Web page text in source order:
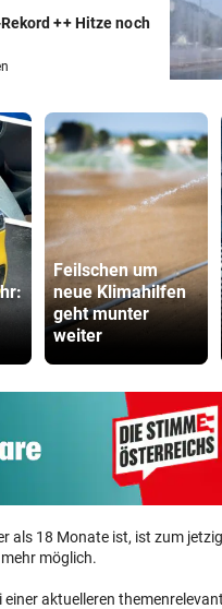
++ Hitze noch
Feilschen um
neue Klimahilfen
geht munter
weiter
als 18 Monate ist, ist zum
möglich.
einer aktuelleren